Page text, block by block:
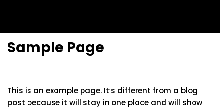
Sample Page
This is an example page. It’s different from a blog
post because it will stay in one place and will show